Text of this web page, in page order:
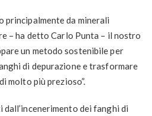
da minerali
– ha detto Carlo Punta – il nostro
un metodo sostenibile per
di depurazione e trasformare
molto più prezioso”.
dall’incenerimento dei fanghi di